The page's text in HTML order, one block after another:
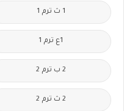
1 ث ترم 1
1ع ترم 1
2 ب ترم 2
2 ث ترم 2